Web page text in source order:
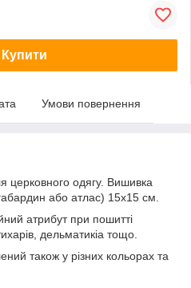
Купити
Умови повернення
церковного одягу. Вишивка
або атлас) 15х15 см.
атрибут при пошитті
дельматикіа тощо.
також у різних кольорах та